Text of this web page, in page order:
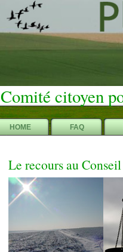
Comité citoyen
HOME FAQ
Le recours au